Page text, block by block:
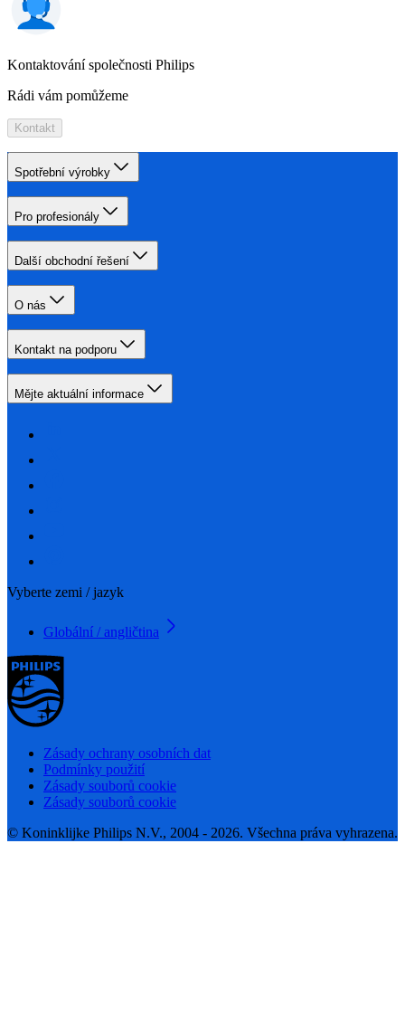
Kontaktování společnosti Philips
Rádi vám pomůžeme
Kontakt
Spotřební výrobky
Pro profesionály
Další obchodní řešení
O nás
Kontakt na podporu
Mějte aktuální informace
Vyberte zemi / jazyk
Globální / angličtina
Zásady ochrany osobních dat
Podmínky použití
Zásady souborů cookie
Zásady souborů cookie
© Koninklijke Philips N.V., 2004 - 2026. Všechna práva vyhrazena.